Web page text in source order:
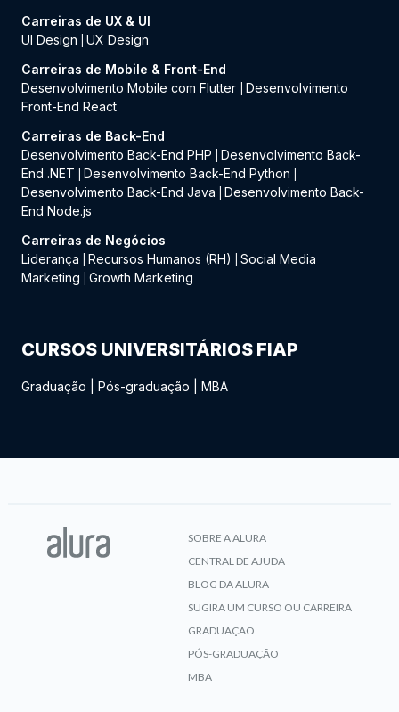
Carreiras de UX & UI
UI Design
UX Design
Carreiras de Mobile & Front-End
Desenvolvimento Mobile com Flutter
Desenvolvimento
Front-End React
Carreiras de Back-End
Desenvolvimento Back-End PHP
Desenvolvimento Back-
End .NET
Desenvolvimento Back-End Python
Desenvolvimento Back-End Java
Desenvolvimento Back-
End Node.js
Carreiras de Negócios
Liderança
Recursos Humanos (RH)
Social Media
Marketing
Growth Marketing
CURSOS UNIVERSITÁRIOS FIAP
Graduação Pós-graduação MBA
SOBRE A ALURA
CENTRAL DE AJUDA
BLOG DA ALURA
SUGIRA UM CURSO OU CARREIRA
GRADUAÇÃO
PÓS-GRADUAÇÃO
MBA